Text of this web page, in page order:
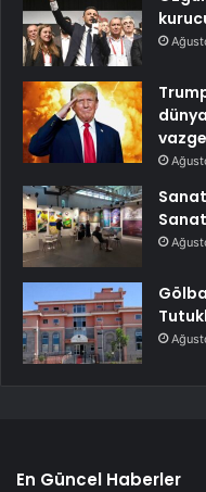
En Güncel Haberler